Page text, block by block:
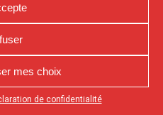
mes choix
de confidentialité
bas de votre